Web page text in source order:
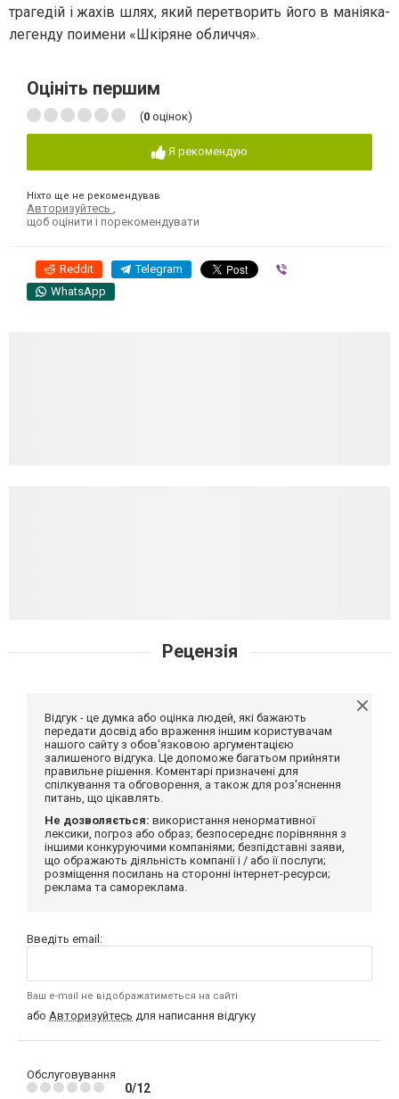
трагедій і жахів шлях, який перетворить його в маніяка-
легенду поимени «Шкіряне обличчя».
Оцініть першим
(0 оцінок)
Я рекомендую
Ніхто ще не рекомендував
Авторизуйтесь ,
щоб оцінити і порекомендувати
Reddit Telegram
WhatsApp
Рецензія
Відгук - це думка або оцінка людей, які бажають
передати досвід або враження іншим користувачам
нашого сайту з обов'язковою аргументацією
залишеного відгука. Це допоможе багатьом прийняти
правильне рішення. Коментарі призначені для
спілкування та обговорення, а також для роз'яснення
питань, що цікавлять.
Не дозволяється: використання ненормативної
лексики, погроз або образ; безпосереднє порівняння з
іншими конкуруючими компаніями; безпідставні заяви,
що ображають діяльність компанії і / або її послуги;
розміщення посилань на сторонні інтернет-ресурси;
реклама та самореклама.
Введіть email:
Ваш e-mail не відображатиметься на сайті
або Авторизуйтесь для написання відгуку
Обслуговування
0/12